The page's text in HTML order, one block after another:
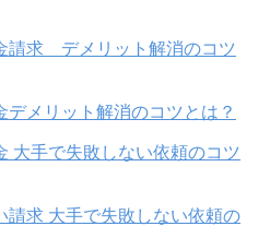
請求 デメリット解消のコツ
メリット解消のコツとは？
大手で失敗しない依頼のコツ
請求 大手で失敗しない依頼の